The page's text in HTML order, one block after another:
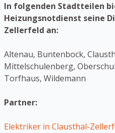
In folgenden Stadtteilen
Heizungsnotdienst seine
Zellerfeld an:
Altenau, Buntenbock,
Mittelschulenberg,
Torfhaus, Wildemann
Partner:
Elektriker in Clausthal-